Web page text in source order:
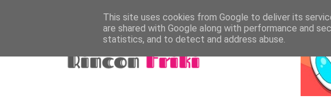
This site uses cookies from Google to deliver its
are shared with Google along with performance and
statistics, and to detect and address abuse.